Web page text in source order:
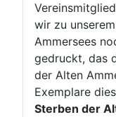
wir zu
Ammersees
gedruckt, das
der Alten
Exemplare
Sterben der